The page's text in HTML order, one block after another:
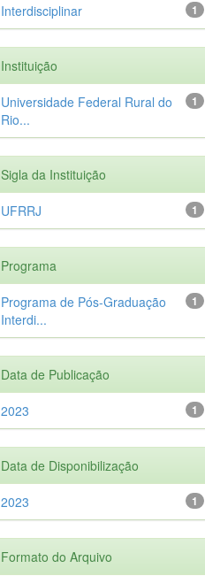
1
Interdisciplinar
Instituição
1
Universidade Federal Rural do
Rio...
Sigla da Instituição
1
UFRRJ
Programa
1
Programa de Pós-Graduação
Interdi...
Data de Publicação
1
2023
Data de Disponibilização
1
2023
Formato do Arquivo